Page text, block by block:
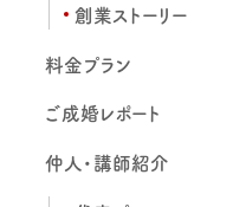
創業ストーリー
料金プラン
ご成婚レポート
仲人・講師紹介